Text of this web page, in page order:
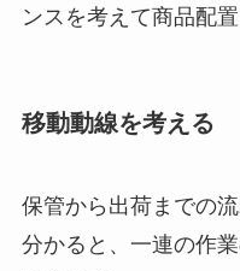
ンスを考えて商品配
移動動線を考える
保管から出荷までの
分かると、一連の作